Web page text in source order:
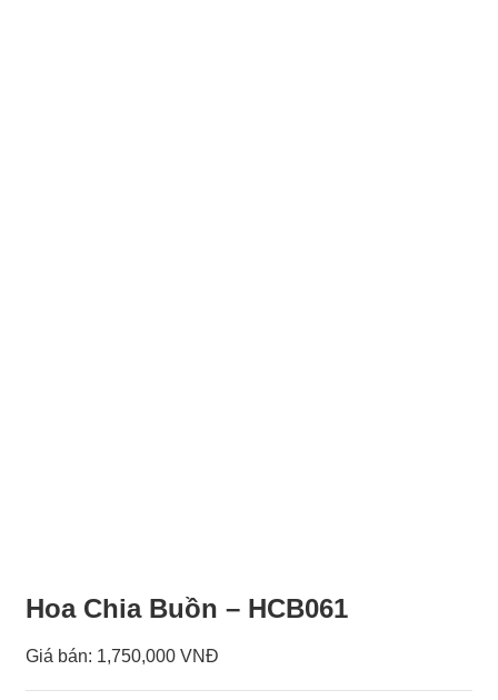
Hoa Chia Buồn – HCB061
Giá bán: 1,750,000 VNĐ